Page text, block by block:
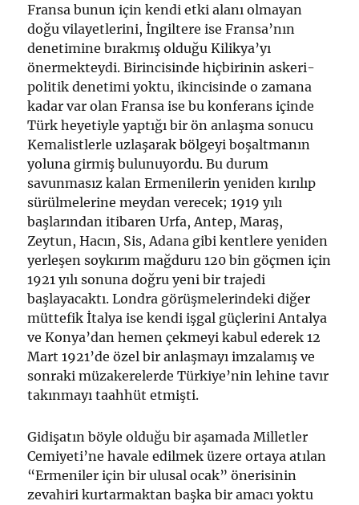
Fransa bunun için kendi etki alanı olmayan
doğu vilayetlerini, İngiltere ise Fransa’nın
denetimine bırakmış olduğu Kilikya’yı
önermekteydi. Birincisinde hiçbirinin askeri-
politik denetimi yoktu, ikincisinde o zamana
kadar var olan Fransa ise bu konferans içinde
Türk heyetiyle yaptığı bir ön anlaşma sonucu
Kemalistlerle uzlaşarak bölgeyi boşaltmanın
yoluna girmiş bulunuyordu. Bu durum
savunmasız kalan Ermenilerin yeniden kırılıp
sürülmelerine meydan verecek; 1919 yılı
başlarından itibaren Urfa, Antep, Maraş,
Zeytun, Hacın, Sis, Adana gibi kentlere yeniden
yerleşen soykırım mağduru 120 bin göçmen için
1921 yılı sonuna doğru yeni bir trajedi
başlayacaktı. Londra görüşmelerindeki diğer
müttefik İtalya ise kendi işgal güçlerini Antalya
ve Konya’dan hemen çekmeyi kabul ederek 12
Mart 1921’de özel bir anlaşmayı imzalamış ve
sonraki müzakerelerde Türkiye’nin lehine tavır
takınmayı taahhüt etmişti.
Gidişatın böyle olduğu bir aşamada Milletler
Cemiyeti’ne havale edilmek üzere ortaya atılan
“Ermeniler için bir ulusal ocak” önerisinin
zevahiri kurtarmaktan başka bir amacı yoktu